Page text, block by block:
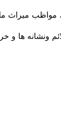
مواظب میراث
ونشانه ها و